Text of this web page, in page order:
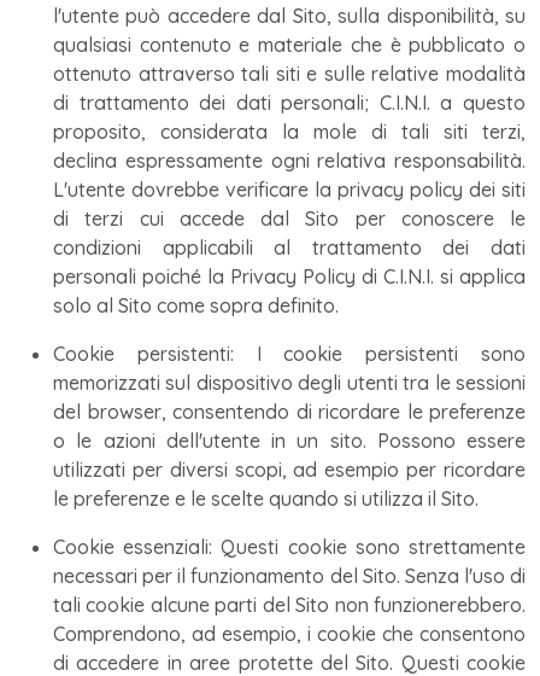
l'utente può accedere dal Sito, sulla disponibilità, su
qualsiasi contenuto e materiale che è pubblicato o
ottenuto attraverso tali siti e sulle relative modalità
di trattamento dei dati personali; C.I.N.I. a questo
proposito, considerata la mole di tali siti terzi,
declina espressamente ogni relativa responsabilità.
L'utente dovrebbe verificare la privacy policy dei siti
di terzi cui accede dal Sito per conoscere le
condizioni applicabili al trattamento dei dati
personali poiché la Privacy Policy di C.I.N.I. si applica
solo al Sito come sopra definito.
Cookie persistenti: I cookie persistenti sono
memorizzati sul dispositivo degli utenti tra le sessioni
del browser, consentendo di ricordare le preferenze
o le azioni dell'utente in un sito. Possono essere
utilizzati per diversi scopi, ad esempio per ricordare
le preferenze e le scelte quando si utilizza il Sito.
Cookie essenziali: Questi cookie sono strettamente
necessari per il funzionamento del Sito. Senza l'uso di
tali cookie alcune parti del Sito non funzionerebbero.
Comprendono, ad esempio, i cookie che consentono
di accedere in aree protette del Sito. Questi cookie